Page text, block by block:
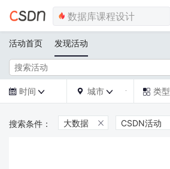
活动首页 发现活动
 时间   城市   类型
大数据  CSDN活动